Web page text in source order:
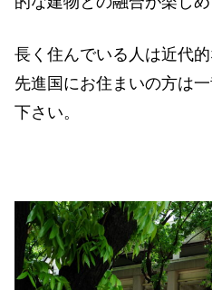
長く住んでいる人は近代
先進国にお住まいの方は
下さい。